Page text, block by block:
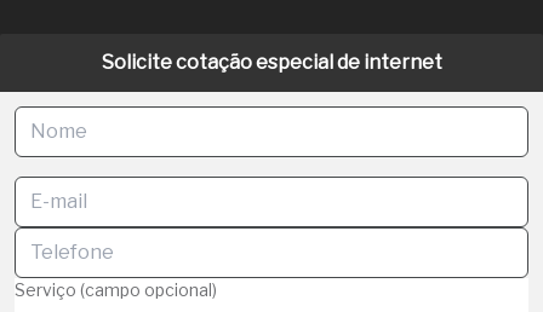
Solicite cotação especial de internet
Serviço (campo opcional)